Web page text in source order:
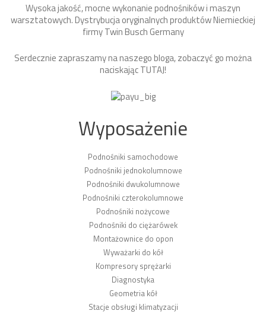
Wysoka jakość, mocne wykonanie podnośników i maszyn
warsztatowych. Dystrybucja oryginalnych produktów Niemieckiej
firmy Twin Busch Germany
Serdecznie zapraszamy na naszego bloga, zobaczyć go można
naciskającTUTAJ!
Wyposażenie
Podnośniki samochodowe
Podnośniki jednokolumnowe
Podnośniki dwukolumnowe
Podnośniki czterokolumnowe
Podnośniki nożycowe
Podnośniki do ciężarówek
Montażownice do opon
Wyważarki do kół
Kompresory sprężarki
Diagnostyka
Geometria kół
Stacje obsługi klimatyzacji